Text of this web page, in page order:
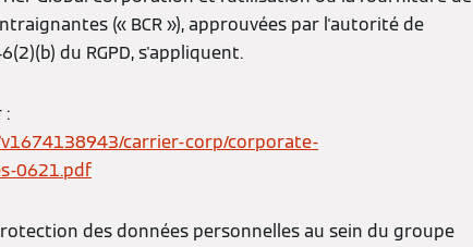
(« BCR »), approuvées par l'autorité de
du RGPD, s'appliquent.
:
carrier-corp/corporate-
0621.pdf
des données personnelles au sein du groupe